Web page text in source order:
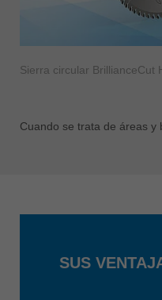
Sierra circular BrillianceCut
Cuando se trata de áreas y
SUS